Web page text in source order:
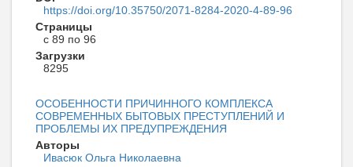
https://doi.org/10.35750/2071-8284-2020-4-89-96
Страницы
с 89 по 96
Загрузки
8295
ОСОБЕННОСТИ ПРИЧИННОГО КОМПЛЕКСА
СОВРЕМЕННЫХ БЫТОВЫХ ПРЕСТУПЛЕНИЙ И
ПРОБЛЕМЫ ИХ ПРЕДУПРЕЖДЕНИЯ
Авторы
Ивасюк Ольга Николаевна